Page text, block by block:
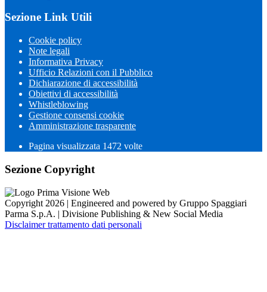
Sezione Link Utili
Cookie policy
Note legali
Informativa Privacy
Ufficio Relazioni con il Pubblico
Dichiarazione di accessibilità
Obiettivi di accessibilità
Whistleblowing
Gestione consensi cookie
Amministrazione trasparente
Pagina visualizzata 1472 volte
Sezione Copyright
Copyright 2026 | Engineered and powered by Gruppo Spaggiari
Parma S.p.A. | Divisione Publishing & New Social Media
Disclaimer trattamento dati personali